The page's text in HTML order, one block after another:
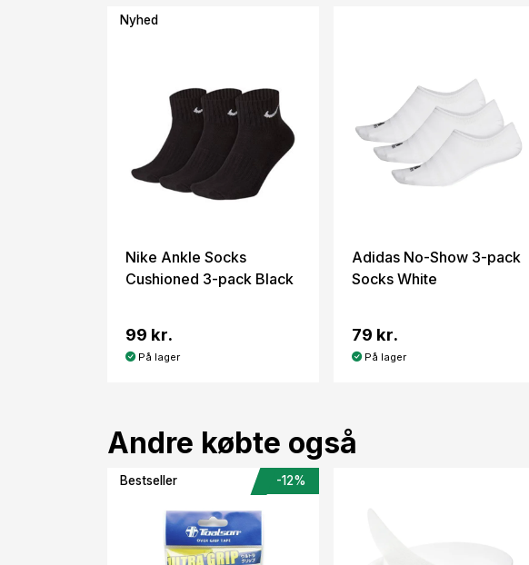
Nyhed
Nike Ankle Socks
Cushioned 3-pack Black
99 kr.
På lager
Adidas No-Show 3-pack
Socks White
79 kr.
På lager
Andre købte også
Bestseller -12%